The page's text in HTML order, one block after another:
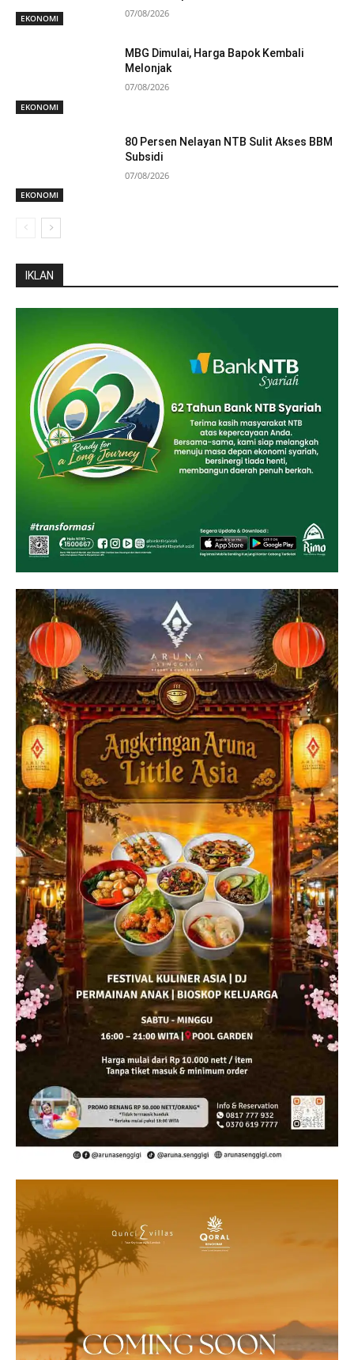
EKONOMI 07/08/2026
EKONOMI
MBG Dimulai, Harga Bapok Kembali
Melonjak
07/08/2026
EKONOMI
80 Persen Nelayan NTB Sulit Akses BBM
Subsidi
07/08/2026
IKLAN